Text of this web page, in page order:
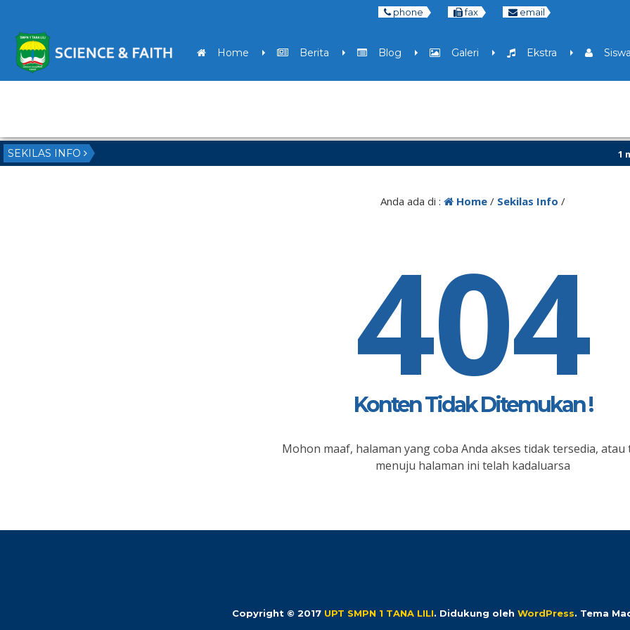
phone fax email
Home Berita Blog Galeri Ekstra Siswa
SEKILAS INFO 1
Anda ada di : Home/ Sekilas Info /
404
Konten Tidak Ditemukan !
Mohon maaf, halaman yang coba Anda akses tidak tersedia, atau
menuju halaman ini telah kadaluarsa
Copyright © 2017 UPT SMPN 1 TANA LILI. Didukung oleh WordPress. Tema